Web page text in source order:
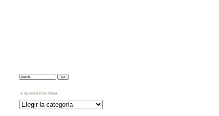
Search:
BUSCAR POR TEMA
Buscar
por
Tema